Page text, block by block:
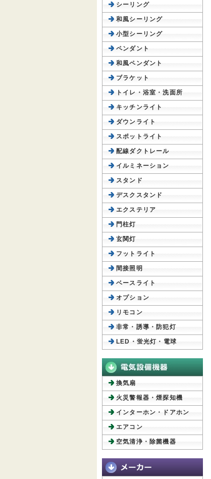
シーリング
和風シーリング
小型シーリング
ペンダント
和風ペンダント
ブラケット
トイレ・浴室・洗面所
キッチンライト
ダウンライト
スポットライト
配線ダクトレール
イルミネーション
スタンド
デスクスタンド
エクステリア
門柱灯
玄関灯
フットライト
間接照明
ベースライト
オプション
リモコン
非常・誘導・防犯灯
LED・蛍光灯・電球
換気扇
火災警報器・煙探知機
インターホン・ドアホン
エアコン
空気清浄・除菌機器